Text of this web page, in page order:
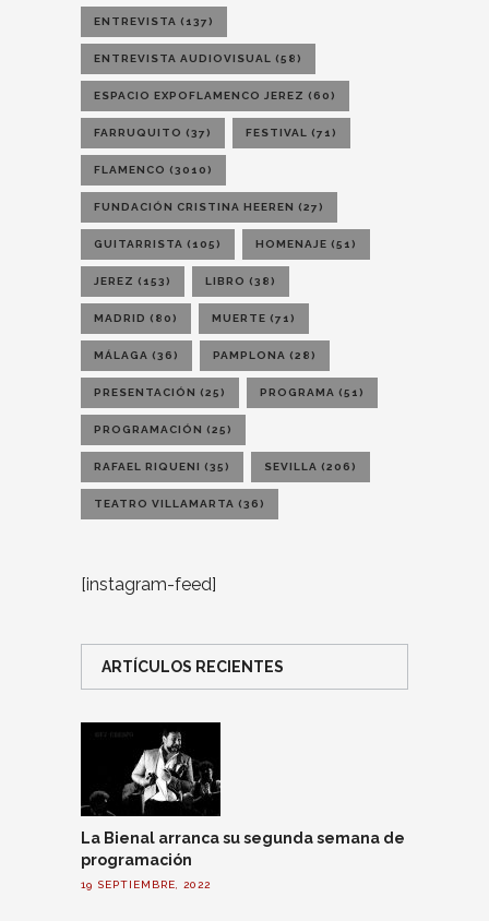
ENTREVISTA (137)
ENTREVISTA AUDIOVISUAL (58)
ESPACIO EXPOFLAMENCO JEREZ (60)
FARRUQUITO (37) FESTIVAL (71)
FLAMENCO (3010)
FUNDACIÓN CRISTINA HEEREN (27)
GUITARRISTA (105) HOMENAJE (51)
JEREZ (153) LIBRO (38)
MADRID (80) MUERTE (71)
MÁLAGA (36) PAMPLONA (28)
PRESENTACIÓN (25) PROGRAMA (51)
PROGRAMACIÓN (25)
RAFAEL RIQUENI (35) SEVILLA (206)
TEATRO VILLAMARTA (36)
[instagram-feed]
ARTÍCULOS RECIENTES
La Bienal arranca su segunda semana de
programación
19 SEPTIEMBRE, 2022